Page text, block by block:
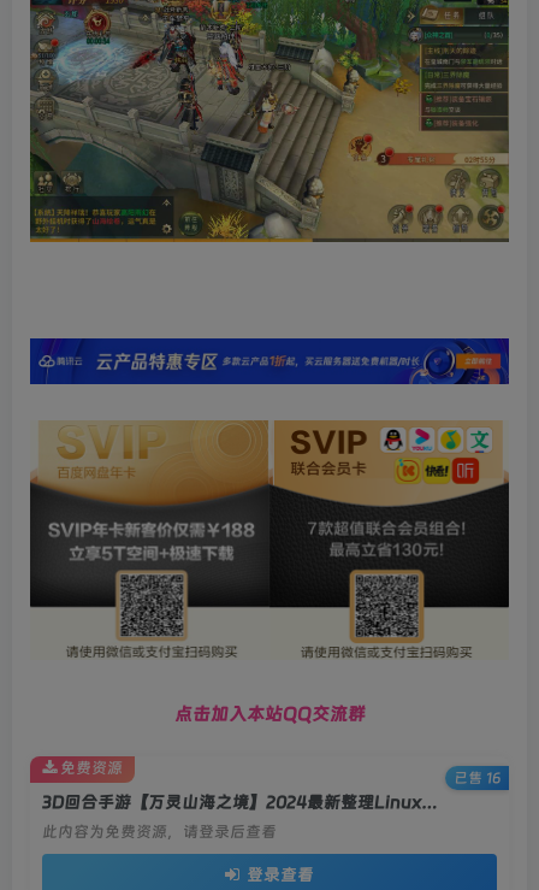
点击加入本站QQ交流群
3D回合手游【万灵山海之境】2024最新整理Linux服务端+GM授权后台+双端+详细搭建教程
此内容为免费资源，请登录后查看
登录查看
免费资源
已售 16